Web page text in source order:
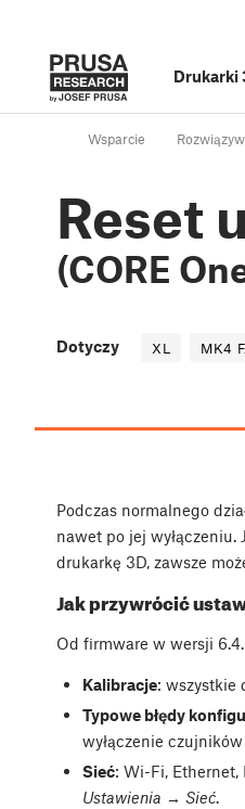
Drukarki
Wsparcie
Reset
(CORE
Dotyczy XL MK4
Podczas normalnego
nawet po jej wyłączeniu.
drukarkę 3D, zawsze
Jak przywrócić
Od firmware w wersji
Kalibracje: wszystkie
Typowe błędy
wyłączenie
Sieć: Wi-Fi, Ethernet,
Ustawienia → Sieć.